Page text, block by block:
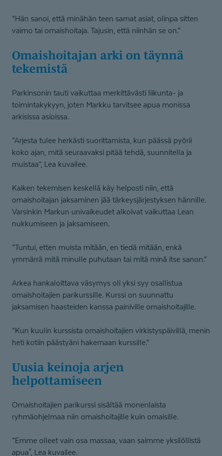
”Hän sanoi, että minähän teen samat asiat, olinpa sitten
vaimo tai omaishoitaja. Tajusin, että niinhän se on.”
Omaishoitajan arki on täynnä
tekemistä
Parkinsonin tauti vaikuttaa merkittävästi liikunta- ja
toimintakykyyn, joten Markku tarvitsee apua monissa
arkisissa asioissa.
”Arjesta tulee herkästi suorittamista, kun päässä pyörii
koko ajan, mitä seuraavaksi pitää tehdä, suunnitella ja
muistaa”, Lea kuvailee.
Kaiken tekemisen keskellä käy helposti niin, että
omaishoitajan jaksaminen jää tärkeysjärjestyksen hännille.
Varsinkin Markun univaikeudet alkoivat vaikuttaa Lean
nukkumiseen ja jaksamiseen.
”Tuntui, etten muista mitään, en tiedä mitään, enkä
ymmärrä mitä minulle puhutaan tai mitä minä itse sanon.”
Arkea hankaloittava väsymys oli yksi syy osallistua
omaishoitajien parikurssille. Kurssi on suunnattu
jaksamisen haasteiden kanssa painiville omaishoitajille.
”Kun kuulin kurssista omaishoitajien virkistyspäivillä, menin
heti kotiin päästyäni hakemaan kurssille.”
Uusia keinoja arjen
helpottamiseen
Omaishoitajien parikurssi sisältää monenlaista
ryhmäohjelmaa niin omaishoitajille kuin omaisille.
”Emme olleet vain osa massaa, vaan saimme yksilöllistä
apua", Lea kuvailee.